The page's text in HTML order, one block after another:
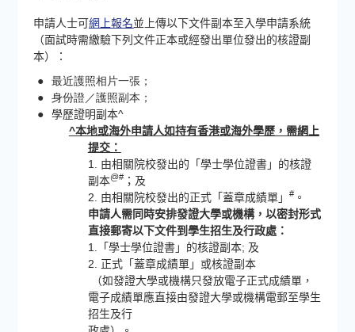
申請人士可網上報名並上傳以下文件副本至入學申請系統
（面試時需繳驗下列文件正本或經發出單位發出的核證副
本）：
●
最近護照相片一張；
●
身份證／護照副本；
●
學歷證明副本^
^本地或海外申請人如持有香港或海外學歷，需網上
提交：
1. 由相關院校發出的「學士學位證書」的核證
副本@#；及
2. 由相關院校發出的正式「蓋章成績單」
#。
申請人需同時安排發證大學或機構，以密封形式
直接郵寄以下文件到學生招生及行政處：
1.「學士學位證書」的核證副本; 及
2. 正式「蓋章成績單」或核證副本
（如發證大學或機構只發放電子正式成績單，
電子成績單應直接由發證大學或機構電郵至學生
招生及行